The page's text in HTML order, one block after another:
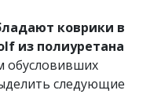
коврики в
из полиуретана
обусловивших
следующие